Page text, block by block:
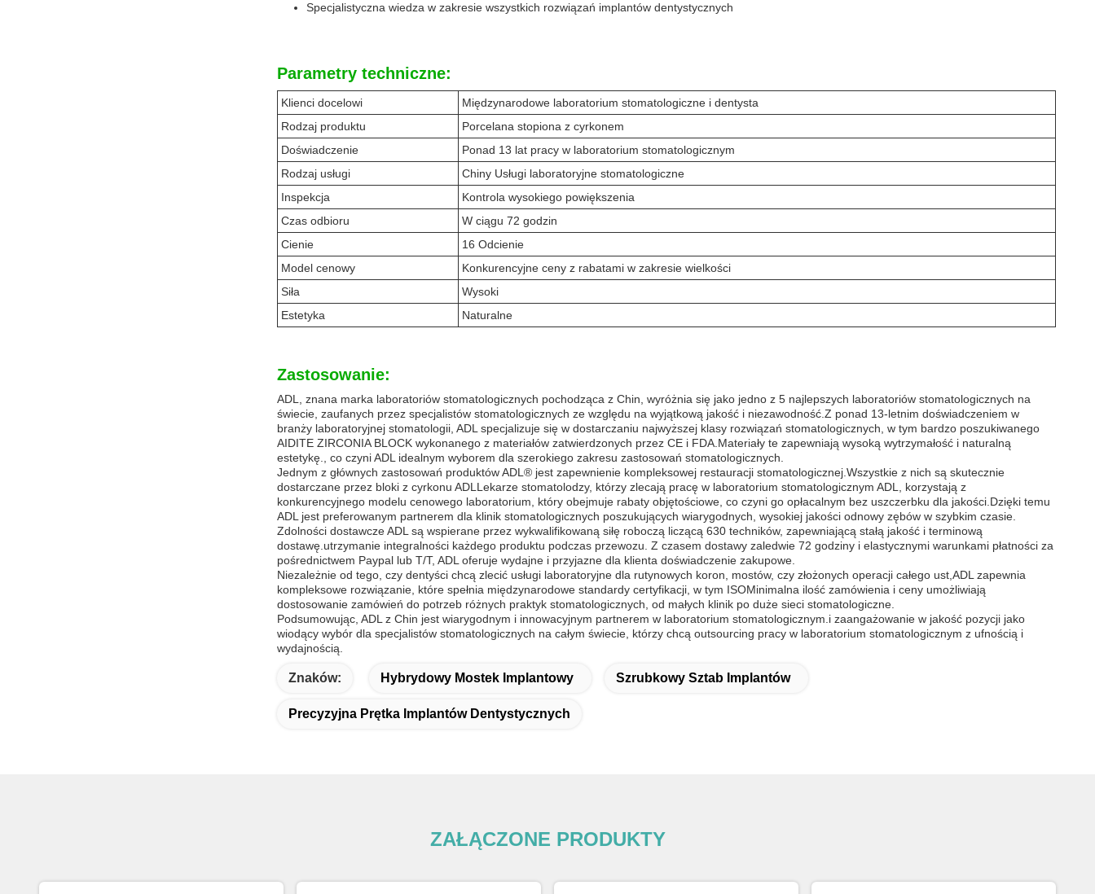
Specjalistyczna wiedza w zakresie wszystkich rozwiązań implantów dentystycznych
Parametry techniczne:
Klienci docelowi
Międzynarodowe laboratorium stomatologiczne i dentysta
Rodzaj produktu
Porcelana stopiona z cyrkonem
Doświadczenie
Ponad 13 lat pracy w laboratorium stomatologicznym
Rodzaj usługi
Chiny Usługi laboratoryjne stomatologiczne
Inspekcja
Kontrola wysokiego powiększenia
Czas odbioru
W ciągu 72 godzin
Cienie
16 Odcienie
Model cenowy
Konkurencyjne ceny z rabatami w zakresie wielkości
Siła
Wysoki
Estetyka
Naturalne
Zastosowanie:
ADL, znana marka laboratoriów stomatologicznych pochodząca z Chin, wyróżnia się jako jedno z 5 najlepszych laboratoriów stomatologicznych na
świecie, zaufanych przez specjalistów stomatologicznych ze względu na wyjątkową jakość i niezawodność.Z ponad 13-letnim doświadczeniem w
branży laboratoryjnej stomatologii, ADL specjalizuje się w dostarczaniu najwyższej klasy rozwiązań stomatologicznych, w tym bardzo poszukiwanego
AIDITE ZIRCONIA BLOCK wykonanego z materiałów zatwierdzonych przez CE i FDA.Materiały te zapewniają wysoką wytrzymałość i naturalną
estetykę., co czyni ADL idealnym wyborem dla szerokiego zakresu zastosowań stomatologicznych.
Jednym z głównych zastosowań produktów ADL® jest zapewnienie kompleksowej restauracji stomatologicznej.Wszystkie z nich są skutecznie
dostarczane przez bloki z cyrkonu ADLLekarze stomatolodzy, którzy zlecają pracę w laboratorium stomatologicznym ADL, korzystają z
konkurencyjnego modelu cenowego laboratorium, który obejmuje rabaty objętościowe, co czyni go opłacalnym bez uszczerbku dla jakości.Dzięki temu
ADL jest preferowanym partnerem dla klinik stomatologicznych poszukujących wiarygodnych, wysokiej jakości odnowy zębów w szybkim czasie.
Zdolności dostawcze ADL są wspierane przez wykwalifikowaną siłę roboczą liczącą 630 techników, zapewniającą stałą jakość i terminową
dostawę.utrzymanie integralności każdego produktu podczas przewozu. Z czasem dostawy zaledwie 72 godziny i elastycznymi warunkami płatności za
pośrednictwem Paypal lub T/T, ADL oferuje wydajne i przyjazne dla klienta doświadczenie zakupowe.
Niezależnie od tego, czy dentyści chcą zlecić usługi laboratoryjne dla rutynowych koron, mostów, czy złożonych operacji całego ust,ADL zapewnia
kompleksowe rozwiązanie, które spełnia międzynarodowe standardy certyfikacji, w tym ISOMinimalna ilość zamówienia i ceny umożliwiają
dostosowanie zamówień do potrzeb różnych praktyk stomatologicznych, od małych klinik po duże sieci stomatologiczne.
Podsumowując, ADL z Chin jest wiarygodnym i innowacyjnym partnerem w laboratorium stomatologicznym.i zaangażowanie w jakość pozycji jako
wiodący wybór dla specjalistów stomatologicznych na całym świecie, którzy chcą outsourcing pracy w laboratorium stomatologicznym z ufnością i
wydajnością.
Znaków: Hybrydowy Mostek Implantowy Szrubkowy Sztab Implantów
Precyzyjna Prętka Implantów Dentystycznych
ZAŁĄCZONE PRODUKTY